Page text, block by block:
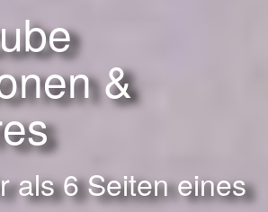
&
als 6 Seiten eines